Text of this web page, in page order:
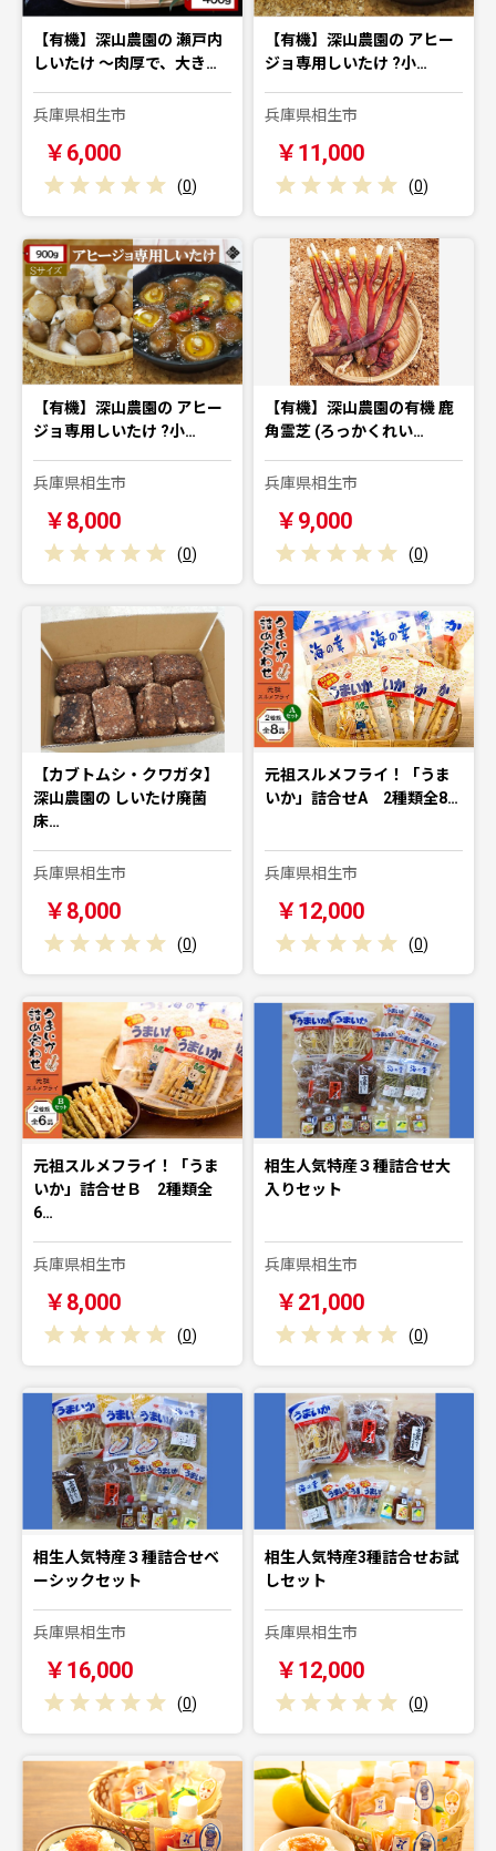
【有機】深山農園の 瀬戸内
しいたけ ～肉厚で、大き…
兵庫県相生市
￥6,000
(0)
【有機】深山農園の アヒー
ジョ専用しいたけ ?小…
兵庫県相生市
￥11,000
(0)
【有機】深山農園の アヒー
ジョ専用しいたけ ?小…
兵庫県相生市
￥8,000
(0)
【有機】深山農園の有機 鹿
角霊芝 (ろっかくれい…
兵庫県相生市
￥9,000
(0)
【カブトムシ・クワガタ】
深山農園の しいたけ廃菌
床…
兵庫県相生市
￥8,000
(0)
元祖スルメフライ！「うま
いか」詰合せA 2種類全8…
兵庫県相生市
￥12,000
(0)
元祖スルメフライ！「うま
いか」詰合せＢ 2種類全
6…
兵庫県相生市
￥8,000
(0)
相生人気特産３種詰合せ大
入りセット
兵庫県相生市
￥21,000
(0)
相生人気特産３種詰合せベ
ーシックセット
兵庫県相生市
￥16,000
(0)
相生人気特産3種詰合せお試
しセット
兵庫県相生市
￥12,000
(0)